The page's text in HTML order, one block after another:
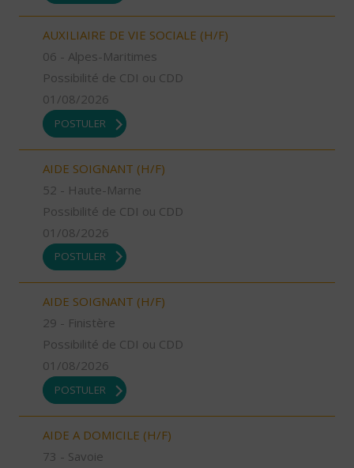
AUXILIAIRE DE VIE SOCIALE (H/F)
06 - Alpes-Maritimes
Possibilité de CDI ou CDD
01/08/2026
POSTULER
AIDE SOIGNANT (H/F)
52 - Haute-Marne
Possibilité de CDI ou CDD
01/08/2026
POSTULER
AIDE SOIGNANT (H/F)
29 - Finistère
Possibilité de CDI ou CDD
01/08/2026
POSTULER
AIDE A DOMICILE (H/F)
73 - Savoie